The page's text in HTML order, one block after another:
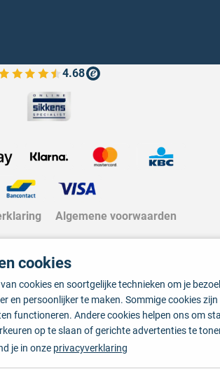
4.68
Bekijk de verfplaza beoordelingen
Algemene voorwaarden
cookies
cookies en soortgelijke technieken om je
en persoonlijker te maken. Sommige cookies
functioneren. Andere cookies helpen ons om
op te slaan of gerichte advertenties te
je in onze privacyverklaring